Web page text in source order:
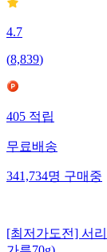
4.7
(8,839)
405 적립
무료배송
341,734명 구매중
[최저가도전] 서